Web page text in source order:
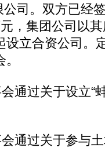
司。双方已经
，集团公司以
设立合资公司。
过关于设立“
过关于参与土